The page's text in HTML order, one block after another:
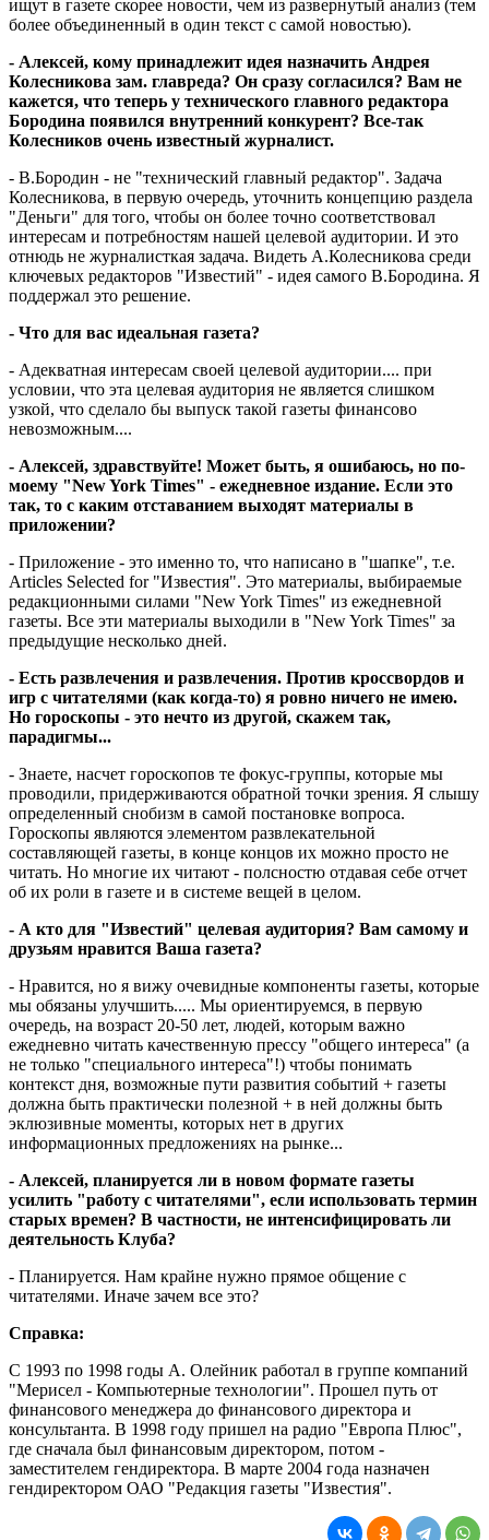
ищут в газете скорее новости, чем из развернутый анализ (тем
более объединенный в один текст с самой новостью).
- Алексей, кому принадлежит идея назначить Андрея
Колесникова зам. главреда? Он сразу согласился? Вам не
кажется, что теперь у технического главного редактора
Бородина появился внутренний конкурент? Все-так
Колесников очень известный журналист.
- В.Бородин - не "технический главный редактор". Задача
Колесникова, в первую очередь, уточнить концепцию раздела
"Деньги" для того, чтобы он более точно соответствовал
интересам и потребностям нашей целевой аудитории. И это
отнюдь не журналисткая задача. Видеть А.Колесникова среди
ключевых редакторов "Известий" - идея самого В.Бородина. Я
поддержал это решение.
- Что для вас идеальная газета?
- Адекватная интересам своей целевой аудитории.... при
условии, что эта целевая аудитория не является слишком
узкой, что сделало бы выпуск такой газеты финансово
невозможным....
- Алексей, здравствуйте! Может быть, я ошибаюсь, но по-
моему "New York Times" - ежедневное издание. Если это
так, то с каким отставанием выходят материалы в
приложении?
- Приложение - это именно то, что написано в "шапке", т.е.
Articles Selected for "Известия". Это материалы, выбираемые
редакционными силами "New York Times" из ежедневной
газеты. Все эти материалы выходили в "New York Times" за
предыдущие несколько дней.
- Есть развлечения и развлечения. Против кроссвордов и
игр с читателями (как когда-то) я ровно ничего не имею.
Но гороскопы - это нечто из другой, скажем так,
парадигмы...
- Знаете, насчет гороскопов те фокус-группы, которые мы
проводили, придерживаются обратной точки зрения. Я слышу
определенный снобизм в самой постановке вопроса.
Гороскопы являются элементом развлекательной
составляющей газеты, в конце концов их можно просто не
читать. Но многие их читают - полсностю отдавая себе отчет
об их роли в газете и в системе вещей в целом.
- А кто для "Известий" целевая аудитория? Вам самому и
друзьям нравится Ваша газета?
- Нравится, но я вижу очевидные компоненты газеты, которые
мы обязаны улучшить..... Мы ориентируемся, в первую
очередь, на возраст 20-50 лет, людей, которым важно
ежедневно читать качественную прессу "общего интереса" (а
не только "специального интереса"!) чтобы понимать
контекст дня, возможные пути развития событий + газеты
должна быть практически полезной + в ней должны быть
эклюзивные моменты, которых нет в других
информационных предложениях на рынке...
- Алексей, планируется ли в новом формате газеты
усилить "работу с читателями", если использовать термин
старых времен? В частности, не интенсифицировать ли
деятельность Клуба?
- Планируется. Нам крайне нужно прямое общение с
читателями. Иначе зачем все это?
Справка:
С 1993 по 1998 годы А. Олейник работал в группе компаний
"Мерисел - Компьютерные технологии". Прошел путь от
финансового менеджера до финансового директора и
консультанта. В 1998 году пришел на радио "Европа Плюс",
где сначала был финансовым директором, потом -
заместителем гендиректора. В марте 2004 года назначен
гендиректором ОАО "Редакция газеты "Известия".